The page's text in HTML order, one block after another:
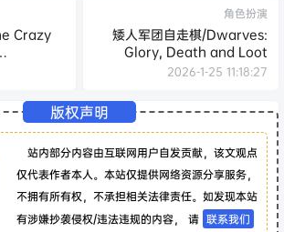
Crazy
角色扮演
矮人军团自走棋/Dwarves:
Glory, Death and Loot
2026-1-25 11:18:27
版权声明
站内部分内容由互联网用户自发贡献，该文观点
仅代表作者本人。本站仅提供网络资源分享服务，
不拥有所有权，不承担相关法律责任。如发现本站
有涉嫌抄袭侵权/违法违规的内容， 请 联系我们